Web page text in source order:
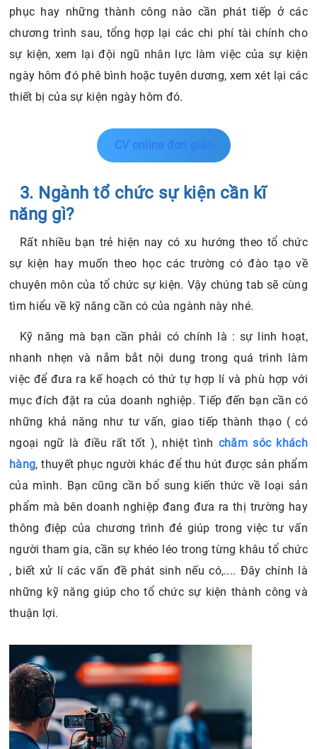
phục hay những thành công nào cần phát tiếp ở các
chương trình sau, tổng hợp lại các chi phí tài chính cho
sự kiện, xem lại đội ngũ nhân lực làm việc của sự kiện
ngày hôm đó phê bình hoặc tuyên dương, xem xét lại các
thiết bị của sự kiện ngày hôm đó.
CV online đơn giản
3. Ngành tổ chức sự kiện cần kĩ
năng gì?
Rất nhiều bạn trẻ hiện nay có xu hướng theo tổ chức
sự kiện hay muốn theo học các trường có đào tạo về
chuyên môn của tổ chức sự kiện. Vậy chúng tab sẽ cùng
tìm hiểu về kỹ năng cần có của ngành này nhé.
Kỹ năng mà bạn cần phải có chính là : sự linh hoạt,
nhanh nhẹn và nắm bắt nội dung trong quá trình làm
việc để đưa ra kế hoạch có thứ tự hợp lí và phù hợp với
mục đích đặt ra của doanh nghiệp. Tiếp đến bạn cần có
những khả năng như tư vấn, giao tiếp thành thạo ( có
ngoại ngữ là điều rất tốt ), nhiệt tình chăm sóc khách
hàng, thuyết phục người khác để thu hút được sản phẩm
của mình. Bạn cũng cần bổ sung kiến thức về loại sản
phẩm mà bên doanh nghiệp đang đưa ra thị trường hay
thông điệp của chương trình đẻ giúp trong việc tư vấn
người tham gia, cần sự khéo léo trong từng khâu tổ chức
, biết xử lí các vấn đề phát sinh nếu có,.... Đây chính là
những kỹ năng giúp cho tổ chức sự kiện thành công và
thuận lợi.